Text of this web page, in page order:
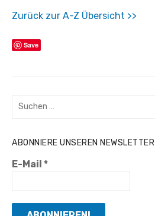
Zurück zur A-Z Übersicht >>
Save
Suchen
ABONNIERE UNSEREN NEWSLETTER
E-Mail *